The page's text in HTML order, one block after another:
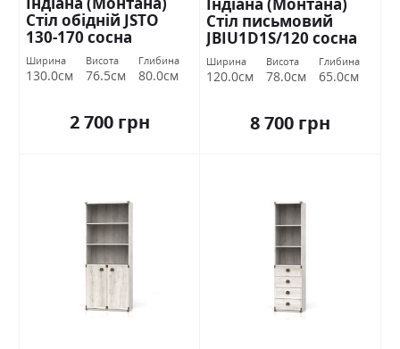
Стіл обідній JSTO
130-170 сосна
каньйон БРВ Україна
Ширина
130.0см
Висота
76.5см
Глибина
80.0см
2 700 грн
Стіл письмовий
JBIU1D1S/120 сосна
каньйон БРВ Україна
Ширина
120.0см
Висота
78.0см
Глибина
65.0см
8 700 грн